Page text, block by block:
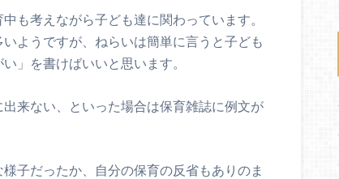
も考えながら子ども達に関わっています。
ようですが、ねらいは簡単に言うと子ども
」を書けばいいと思います。
来ない、といった場合は保育雑誌に例文が
子だったか、自分の保育の反省もありのま